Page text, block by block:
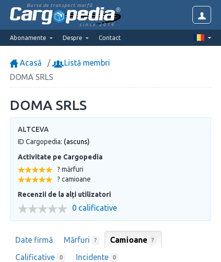
Bursa de transport marfă
since 2014
Abonamente Despre Contact
Acasă
Listă membri
DOMA SRLS
DOMA SRLS
ALTCEVA
ID Cargopedia: (ascuns)
Activitate pe Cargopedia
? mărfuri
? camioane
Recenzii de la alți utilizatori
0 calificative
Date firmă Mărfuri ? Camioane ?
Calificative 0 Incidente 0